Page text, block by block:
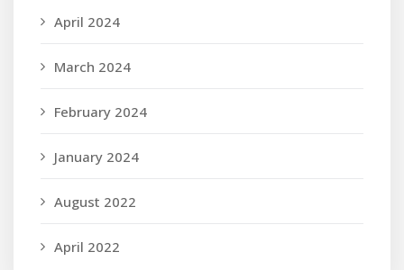
April 2024
March 2024
February 2024
January 2024
August 2022
April 2022